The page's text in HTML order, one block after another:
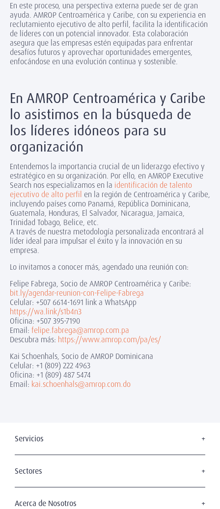
En este proceso, una perspectiva externa puede ser de gran
ayuda. AMROP Centroamérica y Caribe, con su experiencia en
reclutamiento ejecutivo de alto perfil, facilita la identificación
de líderes con un potencial innovador. Esta colaboración
asegura que las empresas estén equipadas para enfrentar
desafíos futuros y aprovechar oportunidades emergentes,
enfocándose en una evolución continua y sostenible.
En AMROP Centroamérica y Caribe
lo asistimos en la búsqueda de
los líderes idóneos para su
organización
Entendemos la importancia crucial de un liderazgo efectivo y
estratégico en su organización. Por ello, en AMROP Executive
Search nos especializamos en la identificación de talento
ejecutivo de alto perfil en la región de Centroamérica y Caribe,
incluyendo países como Panamá, República Dominicana,
Guatemala, Honduras, El Salvador, Nicaragua, Jamaica,
Trinidad Tobago, Belice, etc.
A través de nuestra metodología personalizada encontrará al
líder ideal para impulsar el éxito y la innovación en su
empresa.
Lo invitamos a conocer más, agendado una reunión con:
Felipe Fabrega, Socio de AMROP Centroamérica y Caribe:
bit.ly/agendar-reunion-con-Felipe-Fabrega
Celular: +507 6614-1691 link a WhatsApp
https://wa.link/s1b4n3
Oficina: +507 395-7190
Email: felipe.fabrega@amrop.com.pa
Descubra más: https://www.amrop.com/pa/es/
Kai Schoenhals, Socio de AMROP Dominicana
Celular: +1 (809) 222 4963
Oficina: +1 (809) 487 5474
Email: kai.schoenhals@amrop.com.do
Servicios
Executive Search
Leadership Assessment
Sectores
Automotriz e Industrial
Acerca de Nosotros